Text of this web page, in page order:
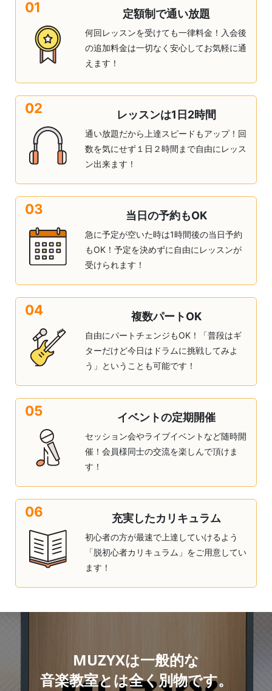
01 定額制で通い放題
何回レッスンを受けても一律料金！入会後
の追加料金は一切なく安心してお気軽に通
えます！
02 レッスンは1日2時間
通い放題だから上達スピードもアップ！回
数を気にせず１日２時間まで自由にレッス
ン出来ます！
03 当日の予約もOK
急に予定が空いた時は1時間後の当日予約
もOK！予定を決めずに自由にレッスンが
受けられます！
04 複数パートOK
自由にパートチェンジもOK！「普段はギ
ターだけど今日はドラムに挑戦してみよ
う」ということも可能です！
05 イベントの定期開催
セッション会やライブイベントなど随時開
催！会員様同士の交流を楽しんで頂けま
す！
06 充実したカリキュラム
初心者の方が最速で上達していけるよう
「脱初心者カリキュラム」をご用意してい
ます！
MUZYXは一般的な
音楽教室とは全く別物です。